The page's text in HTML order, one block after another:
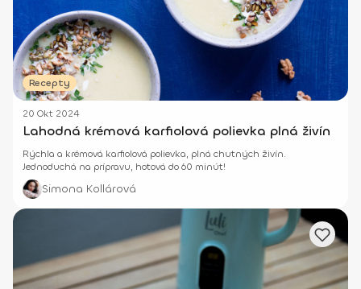
Recepty
20 Okt 2024
Lahodná krémová karfiolová polievka plná živín
Rýchla a krémová karfiolová polievka, plná chutných živín.
Jednoduchá na prípravu, hotová do 60 minút!
Simona Kollárová